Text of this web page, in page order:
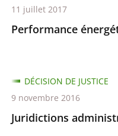
Performance
11 juillet 2017
Juridictions
DÉCISION DE JUSTICE
9 novembre 2016